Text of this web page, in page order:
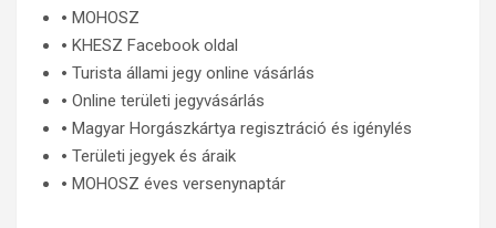
🞄 MOHOSZ
🞄 KHESZ Facebook oldal
🞄 Turista állami jegy online vásárlás
🞄 Online területi jegyvásárlás
🞄 Magyar Horgászkártya regisztráció és igénylés
🞄 Területi jegyek és áraik
🞄 MOHOSZ éves versenynaptár